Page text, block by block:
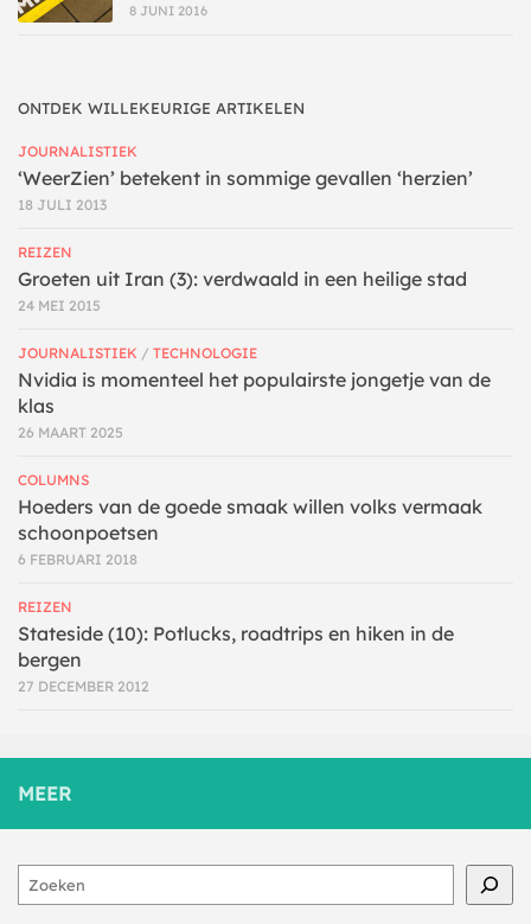
8 JUNI 2016
ONTDEK WILLEKEURIGE ARTIKELEN
JOURNALISTIEK
‘WeerZien’ betekent in sommige gevallen ‘herzien’
18 JULI 2013
REIZEN
Groeten uit Iran (3): verdwaald in een heilige stad
24 MEI 2015
JOURNALISTIEK / TECHNOLOGIE
Nvidia is momenteel het populairste jongetje van de
klas
26 MAART 2025
COLUMNS
Hoeders van de goede smaak willen volks vermaak
schoonpoetsen
6 FEBRUARI 2018
REIZEN
Stateside (10): Potlucks, roadtrips en hiken in de
bergen
27 DECEMBER 2012
MEER
Zoeken